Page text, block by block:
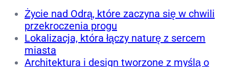
Życie nad Odrą, które zaczyna się w chwili
przekroczenia progu
Lokalizacja, która łączy naturę z sercem
miasta
Architektura i design tworzone z myślą o